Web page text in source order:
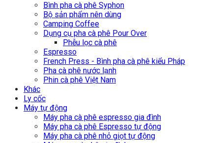
Bình pha cà phê Syphon
Bộ sản phẩm nên dùng
Camping Coffee
Dụng cụ pha cà phê Pour Over
Phễu lọc cà phê
Espresso
French Press - Bình pha cà phê kiểu Pháp
Pha cà phê nước lạnh
Phin cà phê Việt Nam
Khác
Ly cốc
Máy tự động
Máy pha cà phê espresso gia đình
Máy pha cà phê Espresso tự động
Máy pha cà phê nhỏ giọt tự động